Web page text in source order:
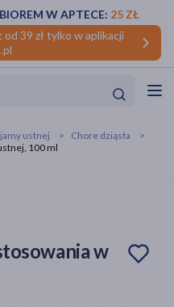
39 zł tylko w aplikacji
W APTECE: 25 ZŁ
ustnej
Chore dziąsła
100 ml
w